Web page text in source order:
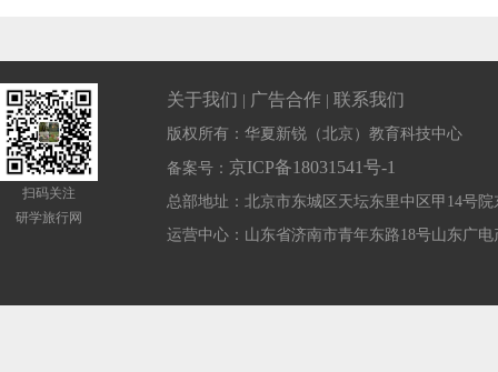
扫码关注
研学旅行网
关于我们 广告合作 联系我们
版权所有：华夏新锐（北京）教育科技中心
备案号： 京ICP备18031541号-1
总部地址：北京市东城区天坛东里中区甲14号院
运营中心：山东省济南市青年东路18号山东广电